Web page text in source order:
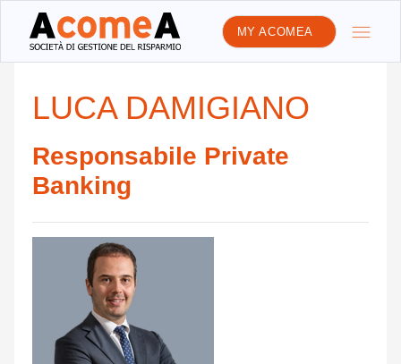
MY ACOMEA
LUCA DAMIGIANO
Responsabile Private
Banking